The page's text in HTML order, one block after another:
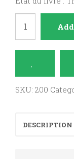
d'arte
SKU: 200
DESCRIPTION